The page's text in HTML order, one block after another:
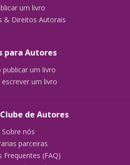
um livro
& Direitos Autorais
para Autores
publicar um livro
um livro
de Autores
Sobre nós
parceiras
Frequentes (FAQ)